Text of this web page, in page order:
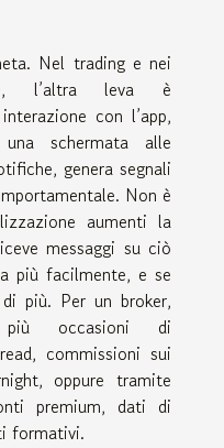
Nel trading e nei
l’altra leva è
con l’app,
schermata alle
genera segnali
Non è
aumenti la
messaggi su ciò
più facilmente, e se
più. Per un broker,
occasioni di
commissioni sui
oppure tramite
premium, dati di
formativi.